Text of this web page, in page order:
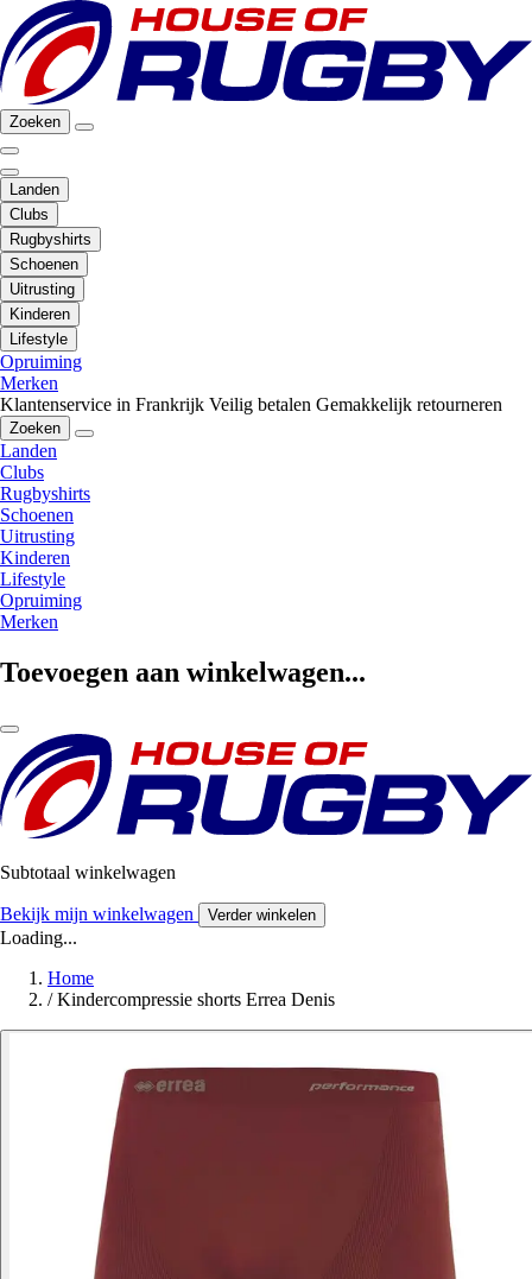
Zoeken
Landen
Clubs
Rugbyshirts
Schoenen
Uitrusting
Kinderen
Lifestyle
Opruiming
Merken
Klantenservice in Frankrijk Veilig betalen Gemakkelijk retourneren
Zoeken
Landen
Clubs
Rugbyshirts
Schoenen
Uitrusting
Kinderen
Lifestyle
Opruiming
Merken
Toevoegen aan winkelwagen...
Subtotaal winkelwagen
Bekijk mijn winkelwagen Verder winkelen
Loading...
Home
/ Kindercompressie shorts Errea Denis